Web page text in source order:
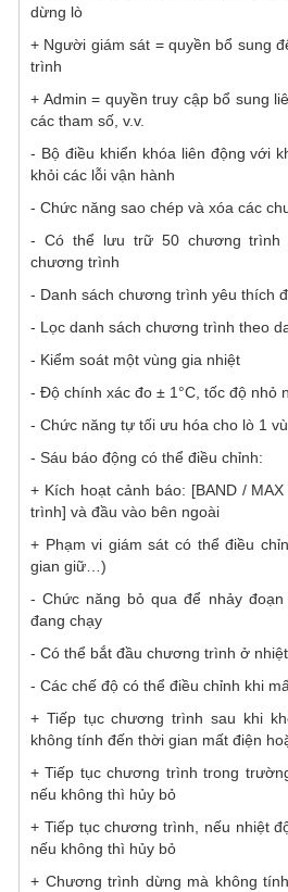
dừng lò
+ Người giám sát = quyền bổ sung
trình
+ Admin = quyền truy cập bổ sung
các tham số, v.v.
- Bộ điều khiển khóa liên động với
khỏi các lỗi vận hành
- Chức năng sao chép và xóa các
- Có thể lưu trữ 50 chương trình
chương trình
- Danh sách chương trình yêu thích
- Lọc danh sách chương trình theo
- Kiểm soát một vùng gia nhiệt
- Độ chính xác đo ± 1°C, tốc độ nhỏ
- Chức năng tự tối ưu hóa cho lò 1
- Sáu báo động có thể điều chỉnh:
+ Kích hoạt cảnh báo: [BAND /
trình] và đầu vào bên ngoài
+ Phạm vi giám sát có thể điều
gian giữ…)
- Chức năng bỏ qua để nhảy
đang chạy
- Có thể bắt đầu chương trình ở
- Các chế độ có thể điều chỉnh khi
+ Tiếp tục chương trình sau khi
không tính đến thời gian mất điện
+ Tiếp tục chương trình trong
nếu không thì hủy bỏ
+ Tiếp tục chương trình, nếu nhiệt
nếu không thì hủy bỏ
+ Chương trình dừng mà không